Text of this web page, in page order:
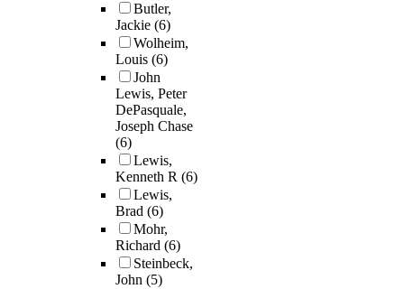
Butler,
Jackie (6)
Wolheim,
Louis (6)
John
Lewis, Peter
DePasquale,
Joseph Chase
(6)
Lewis,
Kenneth R (6)
Lewis,
Brad (6)
Mohr,
Richard (6)
Steinbeck,
John (5)